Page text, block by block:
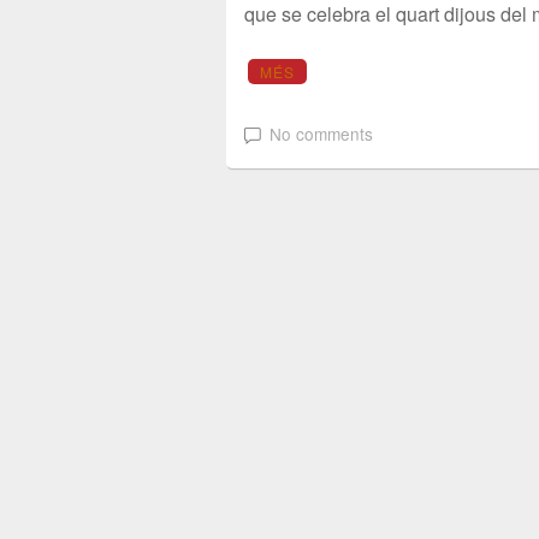
que se celebra el quart dijous del
MÉS
No comments